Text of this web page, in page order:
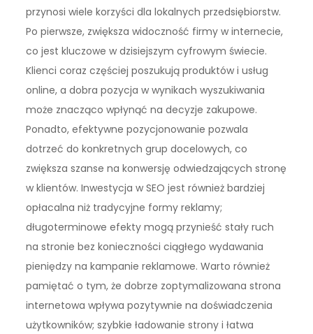
przynosi wiele korzyści dla lokalnych przedsiębiorstw.
Po pierwsze, zwiększa widoczność firmy w internecie,
co jest kluczowe w dzisiejszym cyfrowym świecie.
Klienci coraz częściej poszukują produktów i usług
online, a dobra pozycja w wynikach wyszukiwania
może znacząco wpłynąć na decyzje zakupowe.
Ponadto, efektywne pozycjonowanie pozwala
dotrzeć do konkretnych grup docelowych, co
zwiększa szanse na konwersję odwiedzających stronę
w klientów. Inwestycja w SEO jest również bardziej
opłacalna niż tradycyjne formy reklamy;
długoterminowe efekty mogą przynieść stały ruch
na stronie bez konieczności ciągłego wydawania
pieniędzy na kampanie reklamowe. Warto również
pamiętać o tym, że dobrze zoptymalizowana strona
internetowa wpływa pozytywnie na doświadczenia
użytkowników; szybkie ładowanie strony i łatwa